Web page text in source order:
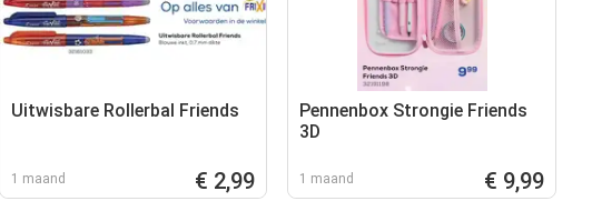
Uitwisbare Rollerbal Friends
1 maand € 2,99
Pennenbox Strongie Friends
3D
1 maand € 9,99